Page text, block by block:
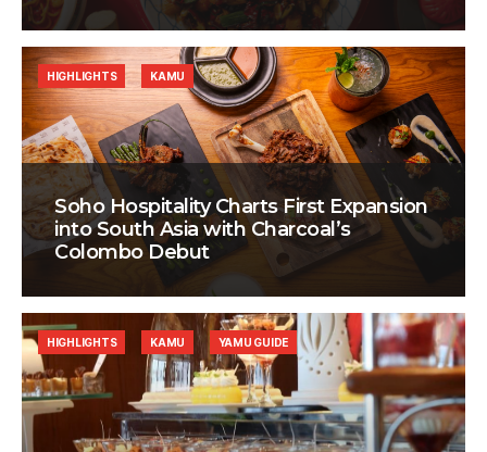
Soho Hospitality Charts First Expansion
into South Asia with Charcoal’s
Colombo Debut
HIGHLIGHTS KAMU
HIGHLIGHTS KAMU YAMU GUIDE